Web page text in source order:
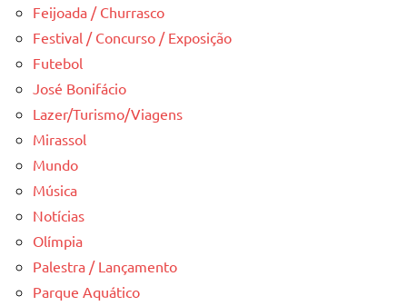
Feijoada / Churrasco
Festival / Concurso / Exposição
Futebol
José Bonifácio
Lazer/Turismo/Viagens
Mirassol
Mundo
Música
Notícias
Olímpia
Palestra / Lançamento
Parque Aquático